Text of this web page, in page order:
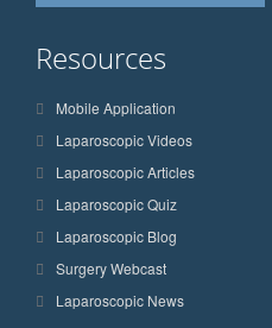
Resources
Mobile Application
Laparoscopic Videos
Laparoscopic Articles
Laparoscopic Quiz
Laparoscopic Blog
Surgery Webcast
Laparoscopic News